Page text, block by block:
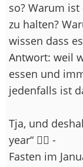
so? Warum
zu halten?
wissen dass
Antwort: weil
essen und
jedenfalls ist
Tja, und
year“ 🤷‍♀️ -
Fasten im